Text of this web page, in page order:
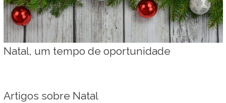
Natal, um tempo de oportunidade
Artigos sobre Natal